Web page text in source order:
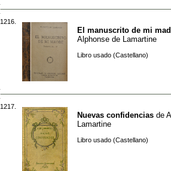
1216.
El manuscrito de mi
Alphonse de Lamartine
Libro usado (Castellano)
1217.
Nuevas confidencias de
Lamartine
Libro usado (Castellano)